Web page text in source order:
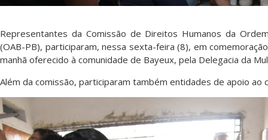
Representantes da Comissão de Direitos Humanos da
(OAB-PB), participaram, nessa sexta-feira (8), em
manhã oferecido à comunidade de Bayeux, pela Delegacia da
Além da comissão, participaram também entidades de apoio ao